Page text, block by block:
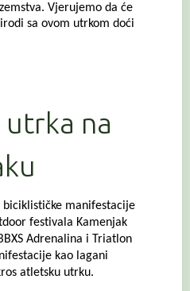
Vjerujemo da će
sa ovom utrkom doći
na
biciklističke manifestacije
festivala Kamenjak
Adrenalina i Triatlon
kao lagani
atletsku utrku.